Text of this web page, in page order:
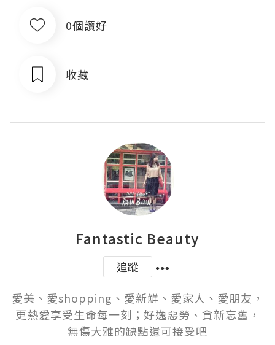
0個讚好
收藏
Fantastic Beauty
追蹤
愛美、愛shopping、愛新鮮、愛家人、愛朋友，
更熱愛享受生命每一刻；好逸惡勞、貪新忘舊，
無傷大雅的缺點還可接受吧